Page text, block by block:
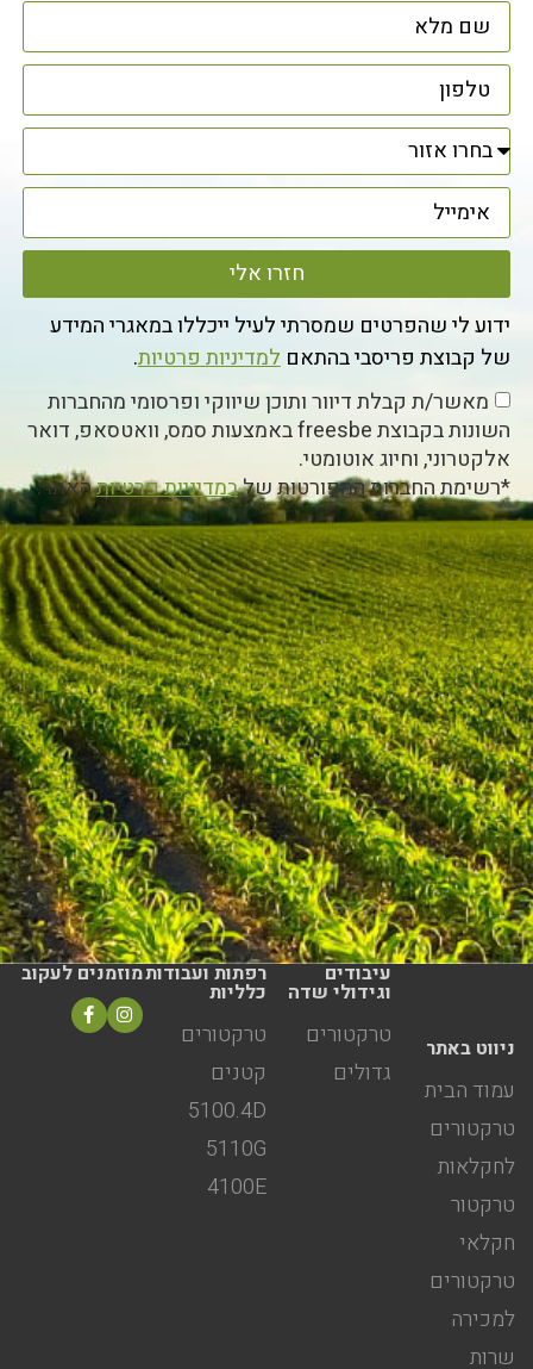
ידוע לי שהפרטים שמסרתי לעיל ייכללו במאגרי המידע
של קבוצת פריסבי בהתאםלמדיניות פרטיות.
מאשר/ת קבלת דיוור ותוכן שיווקי ופרסומי מהחברות
השונות בקבוצת freesbe באמצעות סמס, וואטסאפ, דואר
אלקטרוני, וחיוג אוטומטי.
*רשימת החברות המפורטות שלבמדיניות פרטיותהאתר.
חזרו אלי
ניווט באתר
עמוד הבית
טרקטורים
לחקלאות
טרקטור
חקלאי
טרקטורים
למכירה
שרות
עיבודים
וגידולי שדה
טרקטורים
גדולים
רפתות ועבודות
כלליות
טרקטורים
קטנים
5100.4D
5110G
4100E
מוזמנים לעקוב